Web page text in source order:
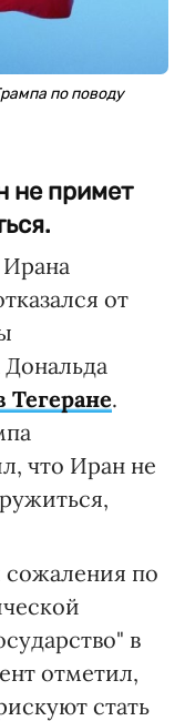
по поводу
не примет
от
Тегеране.
что Иран не
сожаления по
в
отметил,
стать